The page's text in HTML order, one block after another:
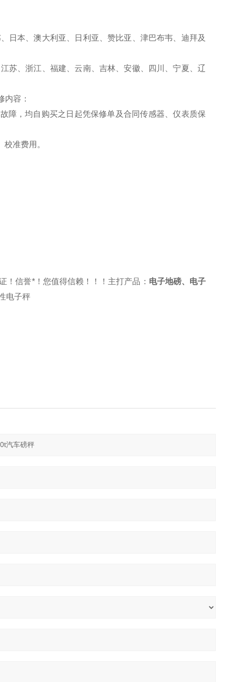
日本、澳大利亚、日利亚、赞比亚、津巴布韦、迪拜及
苏、浙江、福建、云南、吉林、安徽、四川、宁夏、辽
内容：
障，均自购买之日起凭保修单及合同传感器、仪表质保
准费用。
！信誉*！您值得信赖！！！主打产品： 电子地磅、 电子
电子秤